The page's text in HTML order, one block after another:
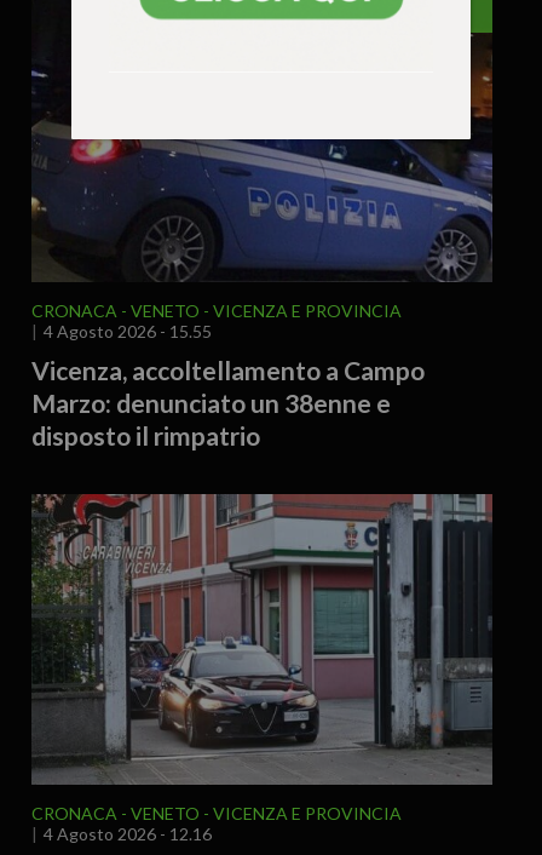
VICENZA
CRONACA VENETO
VICENZA E PROVINCIA
4 Agosto 2026 - 15.55
Vicenza, accoltellamento a Campo
Marzo: denunciato un 38enne e
disposto il rimpatrio
CRONACA VENETO
VICENZA E PROVINCIA
4 Agosto 2026 - 12.16